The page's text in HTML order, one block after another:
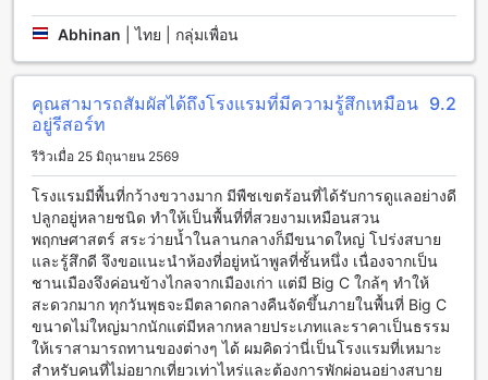
สันทราย: สวรรค์ของความเงียบสงบและธรรมชาติที่งดงามใน
สันทรายเป็นหนึ่งในพื้นที่ท่องเที่ยวที่ยอดเยี่ยมในเชียงใหม่ มันเป็น
สวรรค์ของความเงียบสงบและธรรมชาติที่งดงามที่นักท่องเที่ยว
สามารถสัมผัสได้ในระยะเวลาไม่กี่นาทีจากเมืองเชียงใหม่
ที่นี่คุณจะพบกับทิวทัศน์ที่สวยงามของภูเขาและป่าเขียวขจี คุณ
สามารถเดินเล่นหรือขี่จักรยานเพื่อสำรวจสวนสันทรายที่มีพื้นที่
กว้างขวาง นอกจากนี้ยังมีภูเขาแม่อายที่สูงสุดในภาคเหนือของ
ประเทศไทยอยู่ใกล้เคียง ที่นี่คุณสามารถเดินป่าและสัมผัสกับความ
สงบเงียบของธรรมชาติได้อย่างเต็มที่
นอกจากธรรมชาติที่งดงามแล้ว สันทรายยังมีวัดที่สำคัญอย่างวัด
สันทรายน้อยและวัดสันทรายใหญ่ ทั้งสองวัดมีสถาปัตยกรรมที่
สวยงามและเป็นเอกลักษณ์ นอกจากนี้ยังมีตลาดน้ำสันทรายที่เปิด
ให้บริการในวันอาทิตย์ ที่นี่คุณสามารถสัมผัสกับวัฒนธรรมและ
การช็อปปิ้งแบบท้องถิ่นได้อย่างเต็มที่
Abhinan |ไทย | กลุ่มเพื่อน
คุณสามารถสัมผัสได้ถึงโรงแรมที่มีความรู้สึกเหมือน
อยู่รีสอร์ท
9.2
รีวิวเมื่อ 25 มิถุนายน 2569
โรงแรมมีพื้นที่กว้างขวางมาก มีพืชเขตร้อนที่ได้รับการดูแลอย่างดี
ปลูกอยู่หลายชนิด ทำให้เป็นพื้นที่ที่สวยงามเหมือนสวน
พฤกษศาสตร์ สระว่ายน้ำในลานกลางก็มีขนาดใหญ่ โปร่งสบาย
และรู้สึกดี จึงขอแนะนำห้องที่อยู่หน้าพูลที่ชั้นหนึ่ง เนื่องจากเป็น
ชานเมืองจึงค่อนข้างไกลจากเมืองเก่า แต่มี Big C ใกล้ๆ ทำให้
สะดวกมาก ทุกวันพุธจะมีตลาดกลางคืนจัดขึ้นภายในพื้นที่ Big C
ขนาดไม่ใหญ่มากนักแต่มีหลากหลายประเภทและราคาเป็นธรรม
ให้เราสามารถทานของต่างๆ ได้ ผมคิดว่านี่เป็นโรงแรมที่เหมาะ
สำหรับคนที่ไม่อยากเที่ยวเท่าไหร่และต้องการพักผ่อนอย่างสบาย